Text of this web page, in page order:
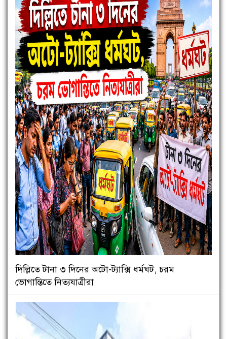
দিল্লিতে টানা ৩ দিনের অটো-ট্যাক্সি ধর্মঘট, চরম
ভোগান্তিতে নিত্যযাত্রীরা